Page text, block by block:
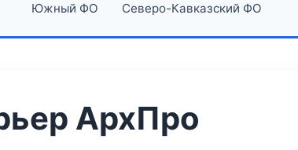
Южный ФО Северо-Кавказский ФО
АрхПро